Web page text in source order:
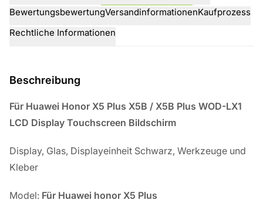
BewertungsbewertungVersandinformationenKaufprozess
Rechtliche Informationen
Beschreibung
Für Huawei Honor X5 Plus X5B / X5B Plus WOD-LX1
LCD Display Touchscreen Bildschirm
Display, Glas, Displayeinheit Schwarz, Werkzeuge und
Kleber
Model: Für Huawei honor X5 Plus